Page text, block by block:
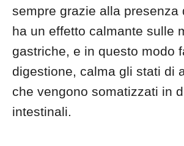
sempre grazie alla presenza
ha un effetto calmante sulle
gastriche, e in questo modo
digestione, calma gli stati di
che vengono somatizzati in
intestinali.